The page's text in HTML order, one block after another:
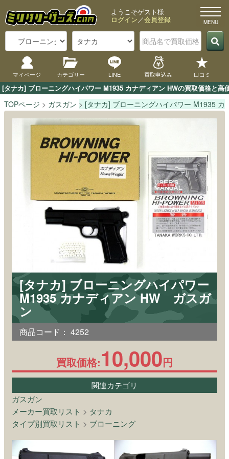
[タナカ] ブローニングハイパワー M1935 カナディアン HWの買取価格と
ようこそゲスト様
ログイン／会員登録
マイページ カテゴリー LINE 買取申込み 口コミ
TOPページ ガスガン [タナカ] ブローニングハイパワー M1935 カ
[タナカ] ブローニングハイパワー
M1935 カナディアン HW ガスガ
ン
商品コード： 4252
買取価格:10,000円
関連カテゴリ
ガスガン
メーカー買取リスト > タナカ
タイプ別買取リスト > ブローニング